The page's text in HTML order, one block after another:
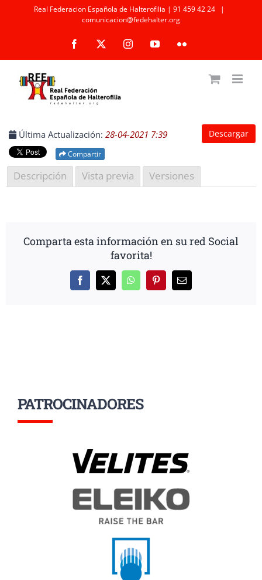
Real Federacion Española de Halterofilia | 91 459 42 24
|
comunicacion@fedehalter.org
Facebook InstagramYouTubeFlickr
Descargar
Última Actualización: 28-04-2021 7:39
Compartir
Descripción Vista previa Versiones
Comparta esta información en su red Social
favorita!
Facebook
X WhatsAppPinterestCorreo
PATROCINADORES